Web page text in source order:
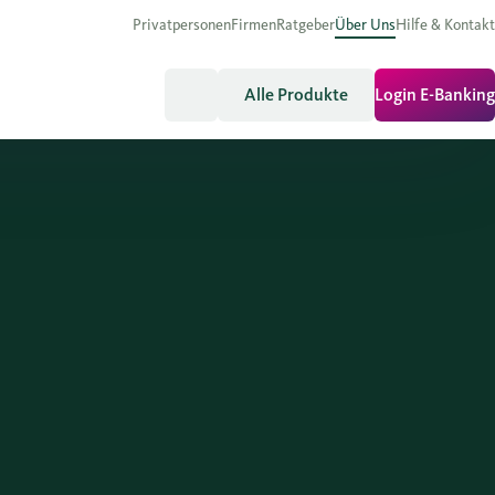
PrivatpersonenFirmenRatgeberÜber UnsHilfe & Kontakt
Alle Produkte Login E-Banking